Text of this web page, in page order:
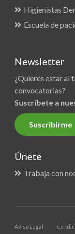
Higienistas
Escuela de
Newsletter
¿Quieres estar al
convocatorias?
Suscríbete a
Suscribirme
Únete
Trabaja con
Aviso Legal